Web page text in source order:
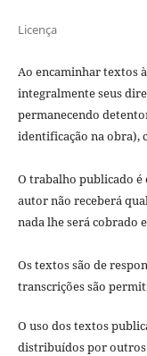
Licença
Ao encaminhar textos
integralmente seus
permanecendo
identificação na obra),
O trabalho publicado é
autor não receberá
nada lhe será cobrado
Os textos são de
transcrições são
O uso dos textos
distribuídos por outros